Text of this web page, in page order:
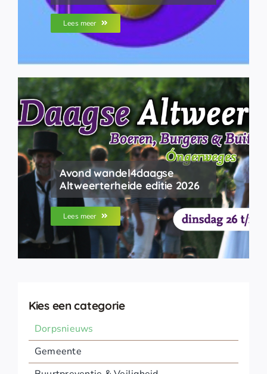
Lees meer
Avond wandel4daagse
Altweerterheide editie 2026
Lees meer
Kies een categorie
Dorpsnieuws
Gemeente